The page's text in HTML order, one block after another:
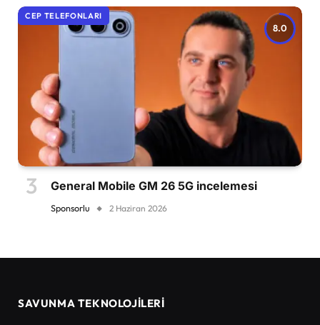
8.0
CEP TELEFONLARI
General Mobile GM 26 5G incelemesi
Sponsorlu 2 Haziran 2026
SAVUNMA TEKNOLOJİLERİ